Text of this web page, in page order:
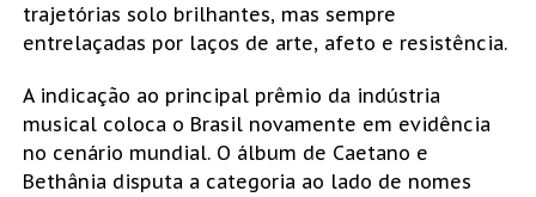
trajetórias solo brilhantes, mas sempre
entrelaçadas por laços de arte, afeto e resistência.
A indicação ao principal prêmio da indústria
musical coloca o Brasil novamente em evidência
no cenário mundial. O álbum de Caetano e
Bethânia disputa a categoria ao lado de nomes